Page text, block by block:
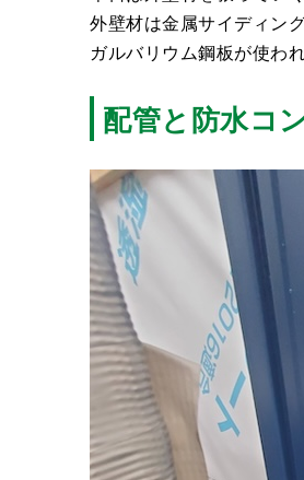
外壁材は金属サイディン
ガルバリウム鋼板が使わ
配管と防水コ